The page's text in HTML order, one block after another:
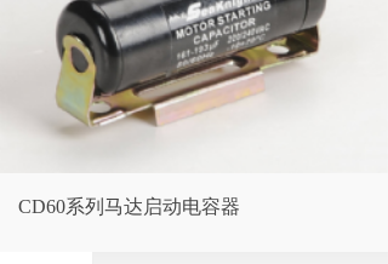
CD60系列马达启动电容器